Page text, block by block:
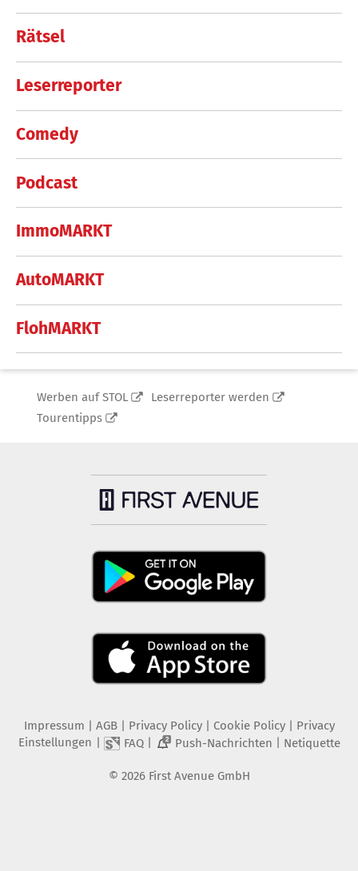
Rätsel
Leserreporter
Comedy
Podcast
ImmoMARKT
AutoMARKT
FlohMARKT
Werben auf STOL
Leserreporter werden
Tourentipps
Impressum AGB Privacy Policy| Cookie Policy| Privacy
Einstellungen
FAQ| 2 Push-Nachrichten Netiquette
© 2026 First Avenue GmbH